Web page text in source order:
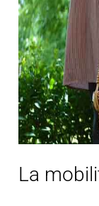
La